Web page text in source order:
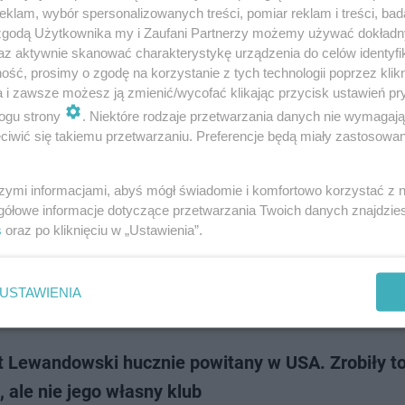
na całym świecie przyniosła jej rola ambitnej nastolatki w
"Siódme nieb…
prosi o pomoc. Przygotowuje się do
Lewandowskiej po transferze Roberta Lewandowskiego do Chicago
zmianie. Żona piłkarza otwarcie mówiła o obawach związanych z
Lewandowski hucznie powitany w USA. Zrobiły
ale nie jego własny klub
wybór spersonalizowanych treści, pomiar reklam i treści,
Użytkownika my i Zaufani Partnerzy możemy używać
aktywnie skanować charakterystykę urządzenia do celów
prosimy o zgodę na korzystanie z tych technologii poprzez
i zawsze możesz ją zmienić/wycofać klikając przycisk ustawień
strony
. Niektóre rodzaje przetwarzania danych nie
się takiemu przetwarzaniu. Preferencje będą miały
informacjami, abyś mógł świadomie i komfortowo korzystać z
informacje dotyczące przetwarzania Twoich danych
oraz po kliknięciu w „Ustawienia”.
USTAWIENIA